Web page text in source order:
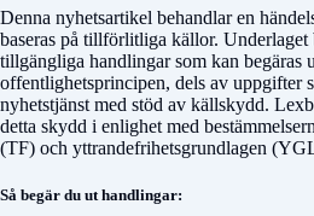
Denna nyhetsartikel behandlar en
baseras på tillförlitliga källor. Underlaget
tillgängliga handlingar som kan begäras
offentlighetsprincipen, dels av uppgifter
nyhetstjänst med stöd av källskydd.
detta skydd i enlighet med
(TF) och yttrandefrihetsgrundlagen
Så begär du ut handlingar: